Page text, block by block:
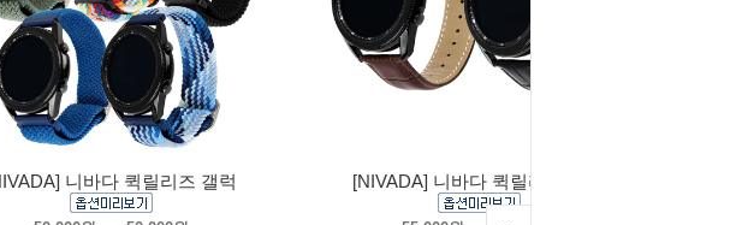
니바다 퀵릴리즈 갤럭 [NIVADA] 니바다 퀵릴리즈 갤럭